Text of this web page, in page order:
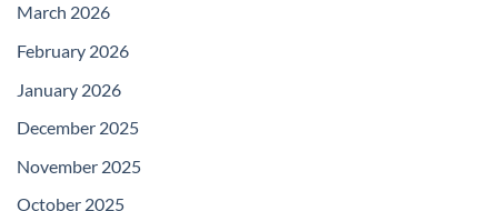
March 2026
February 2026
January 2026
December 2025
November 2025
October 2025